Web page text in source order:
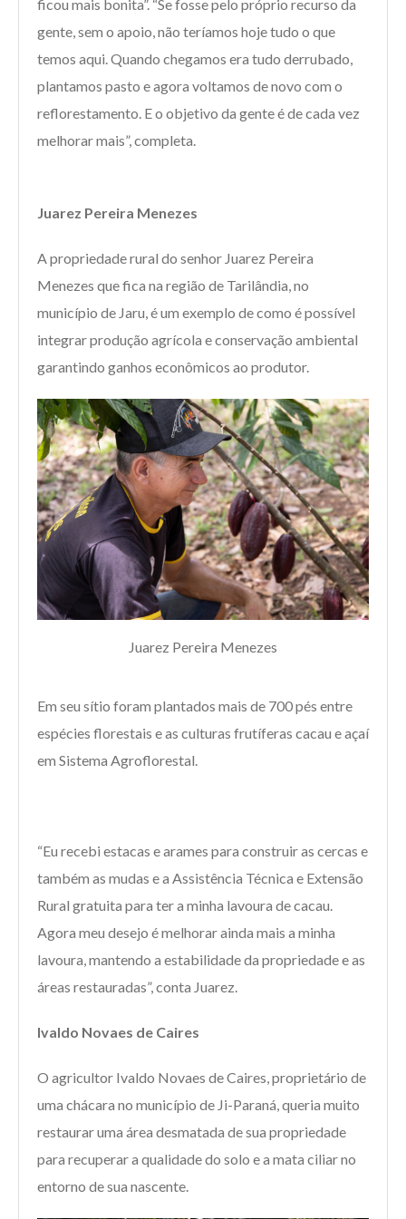
ficou mais bonita”. “Se fosse pelo próprio recurso da
gente, sem o apoio, não teríamos hoje tudo o que
temos aqui. Quando chegamos era tudo derrubado,
plantamos pasto e agora voltamos de novo com o
reflorestamento. E o objetivo da gente é de cada vez
melhorar mais”, completa.
Juarez Pereira Menezes
A propriedade rural do senhor Juarez Pereira
Menezes que fica na região de Tarilândia, no
município de Jaru, é um exemplo de como é possível
integrar produção agrícola e conservação ambiental
garantindo ganhos econômicos ao produtor.
Juarez Pereira Menezes
Em seu sítio foram plantados mais de 700 pés entre
espécies florestais e as culturas frutíferas cacau e açaí
em Sistema Agroflorestal.
“Eu recebi estacas e arames para construir as cercas e
também as mudas e a Assistência Técnica e Extensão
Rural gratuita para ter a minha lavoura de cacau.
Agora meu desejo é melhorar ainda mais a minha
lavoura, mantendo a estabilidade da propriedade e as
áreas restauradas”, conta Juarez.
Ivaldo Novaes de Caires
O agricultor Ivaldo Novaes de Caires, proprietário de
uma chácara no município de Ji-Paraná, queria muito
restaurar uma área desmatada de sua propriedade
para recuperar a qualidade do solo e a mata ciliar no
entorno de sua nascente.